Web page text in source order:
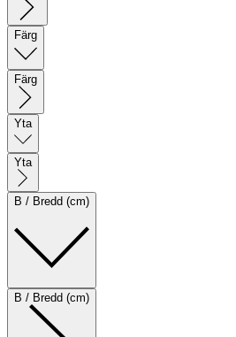
Färg
Färg
Yta
Yta
B / Bredd (cm)
B / Bredd (cm)